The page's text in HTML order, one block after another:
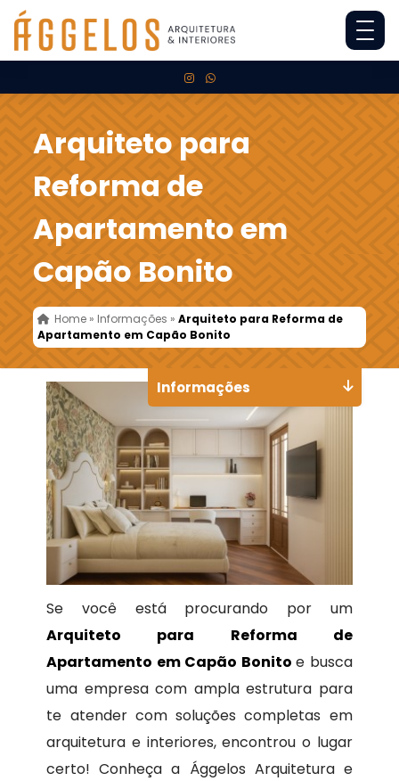
Arquiteto para
Reforma de
Apartamento em
Capão Bonito
Home » Informações »Arquiteto para Reforma de
Apartamento em Capão Bonito
Se você está procurando por um
Arquiteto para Reforma de
Apartamento em Capão Bonitoe busca
uma empresa com ampla estrutura para
te atender com soluções completas em
arquitetura e interiores, encontrou o lugar
certo! Conheça a Ággelos Arquitetura e
Informações